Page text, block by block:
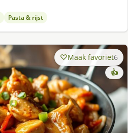
Pasta & rijst
Maak favoriet6
👍